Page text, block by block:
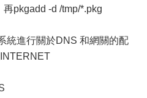
pkgadd -d /tmp/*.pkg
統進行關於DNS 和網關的配